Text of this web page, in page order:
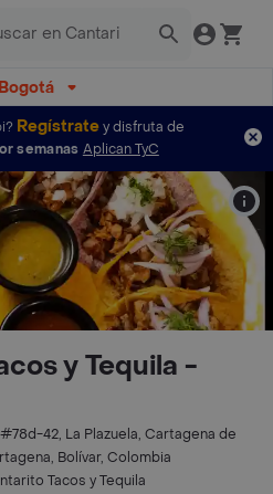
Bogotá
Regístratey disfruta de
semanas Aplican TyC
y Tequila -
42, La Plazuela, Cartagena de
Bolívar, Colombia
Tacos y Tequila